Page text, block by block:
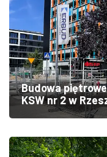
Budowa
KSW nr 2 w